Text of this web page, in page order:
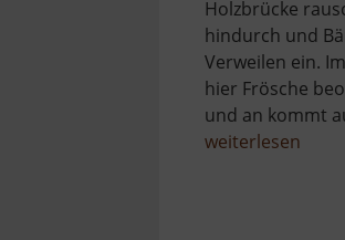
Holzbrücke
hindurch und
Verweilen ein.
hier Frösche
und an kommt
weiterlesen